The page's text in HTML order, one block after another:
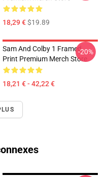
18,29 €$19.89
Sam And Colby 1 Framed
Print Premium Merch Store
18,21 € - 42,22 €
-20%